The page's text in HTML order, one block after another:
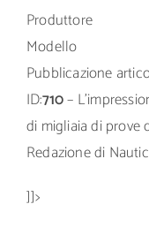
Produttore
Modello
Pubblicazione
ID:710–
di migliaia di prove
Redazione di
]]>